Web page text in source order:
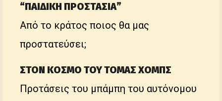
“ΠΑΙΔΙΚΗ ΠΡΟΣΤΑΣΙΑ”
Από το κράτος ποιος θα μας
προστατεύσει;
ΣΤΟΝ ΚΟΣΜΟ ΤΟΥ ΤΟΜΑΣ ΧΟΜΠΣ
Προτάσεις του μπάμπη του αυτόνομου